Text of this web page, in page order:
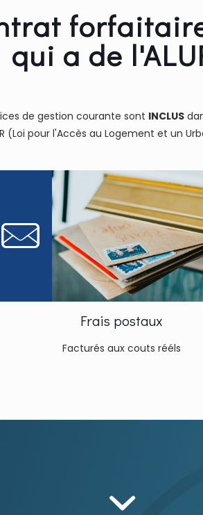
qui a de
de gestion courante sont INCLUS
(Loi pour l'Accès au Logement et un
Frais postaux
Facturés aux couts rééls